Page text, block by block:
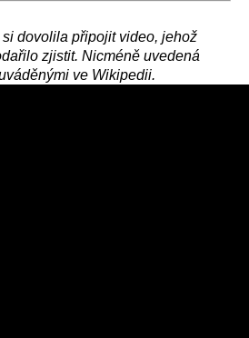
dovolila připojit video, jehož
zjistit. Nicméně uvedená
ve Wikipedii.